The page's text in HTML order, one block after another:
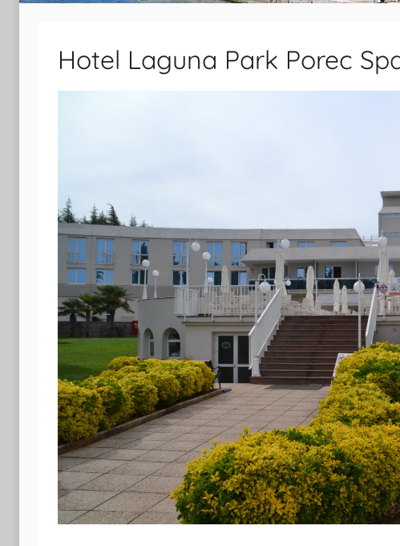
Hotel Laguna Park Porec